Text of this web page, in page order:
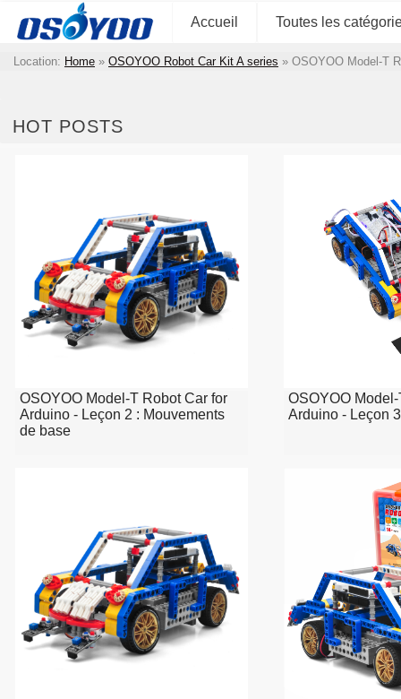
Accueil Toutes les
Location: Home » OSOYOO Robot Car Kit A series » OSOYOO Model-T
HOT POSTS
OSOYOO Model-T Robot Car for
Arduino - Leçon 2 : Mouvements
de base
OSOYOO
Arduino - Leçon